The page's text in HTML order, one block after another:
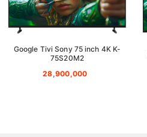
Google Tivi Sony 75 inch 4K K-
75S20M2
28,900,000